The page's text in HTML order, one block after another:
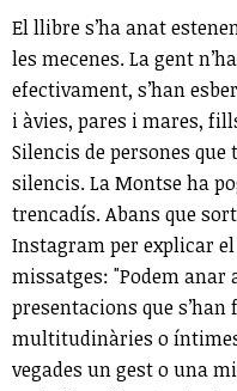
El llibre s’ha anat
les mecenes. La gent
efectivament, s’han
i àvies, pares i mares,
Silencis de persones
silencis. La Montse ha
trencadís. Abans que
Instagram per explicar
missatges: "Podem anar
presentacions que
multitudinàries o
vegades un gest o una